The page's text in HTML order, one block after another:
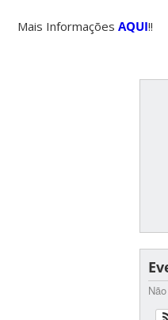
Mais InformaçõesAQUI!!